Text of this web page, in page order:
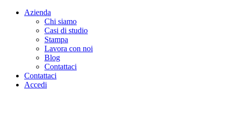
Azienda
Chi siamo
Casi di studio
Stampa
Lavora con noi
Blog
Contattaci
Contattaci
Accedi